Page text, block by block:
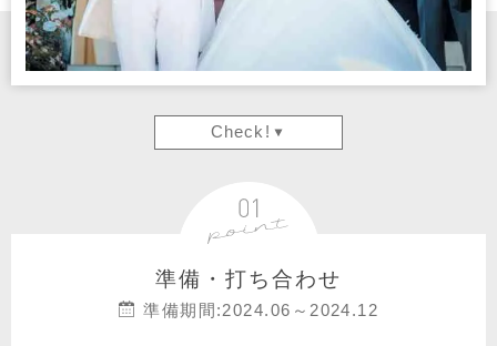
Check!
準備・打ち合わせ
準備期間:2024.06～2024.12